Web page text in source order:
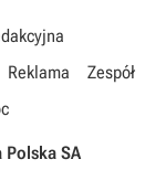
Reklama
Zespół
Polska SA